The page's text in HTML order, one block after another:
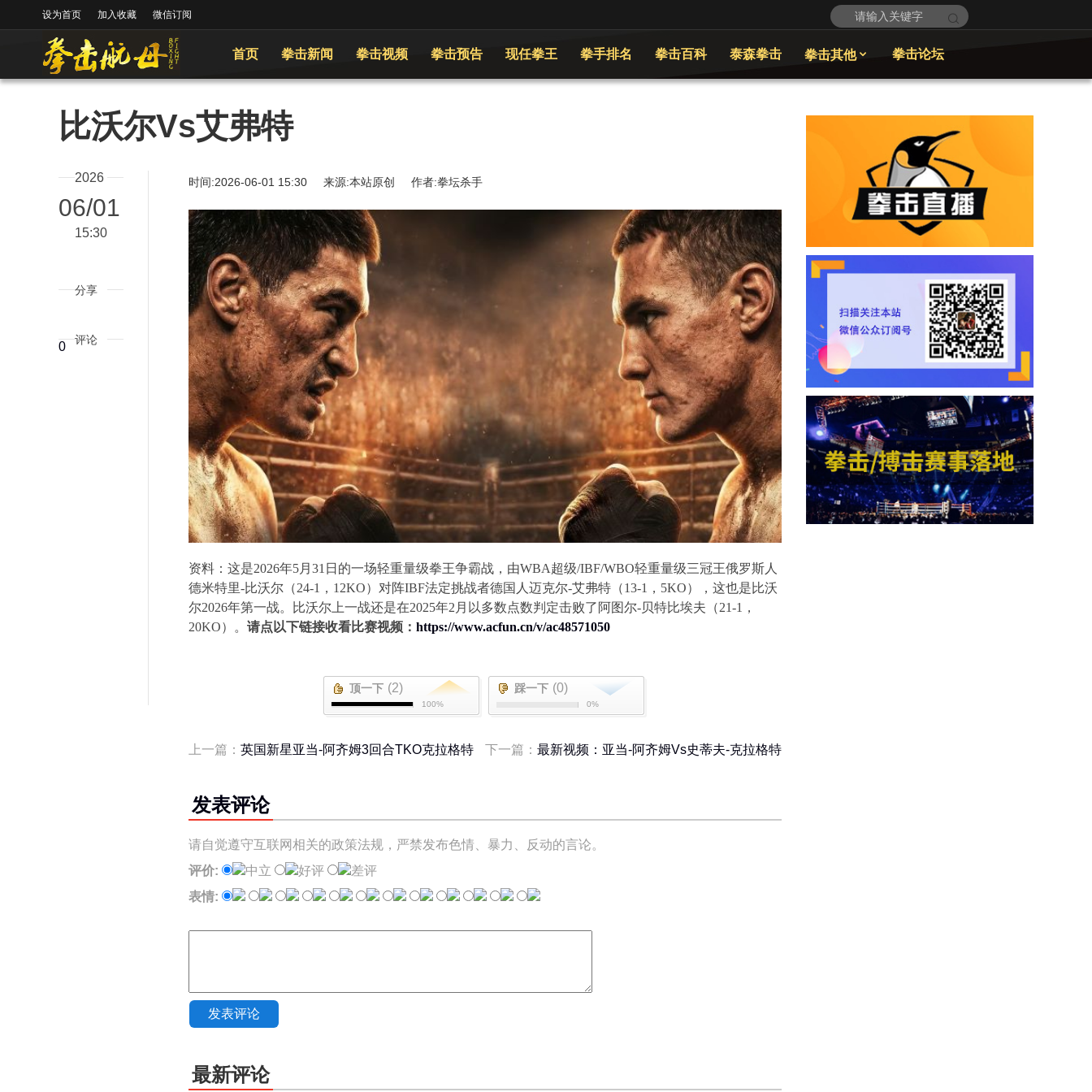
设为首页 加入收藏 微信订阅
首页 拳击新闻 拳击视频 拳击预告 现任拳王 拳手排名 拳击百科 泰森拳击 拳击其他 拳击论坛
比沃尔Vs艾弗特
2026
06/01
15:30
分享
评论
0
时间:2026-06-01 15:30 来源:本站原创 作者:拳坛杀手
资料：这是2026年5月 31 日的一场轻重量级拳王争霸战，由WBA超级/IBF/WBO轻重量级三冠王俄罗斯人
德米特里-比沃尔（24-1 ， 12KO）对阵IBF法定挑战者德国人迈克尔-艾弗特（13-1 ， 5KO），这也是比沃
尔2026年第一战。比沃尔上一战还是在2025年2 月以多数点数判定击败了阿图尔-贝特比埃夫（21-1 ，
20KO）。 请点以下链接收看比赛视频： https://www.acfun.cn/v/ac48571050
顶一下 (2)
100%
踩一下 (0)
0%
下一篇： 最新视频：亚当-阿齐姆Vs史蒂夫-克拉格特
上一篇： 英国新星亚当-阿齐姆3回合TKO克拉格特
发表评论
请自觉遵守互联网相关的政策法规，严禁发布色情、暴力、反动的言论。
评价:
中立 好评
差评
表情:
发表评论
最新评论